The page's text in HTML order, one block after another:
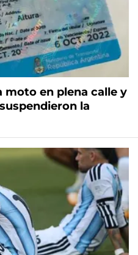
moto en plena calle y
la